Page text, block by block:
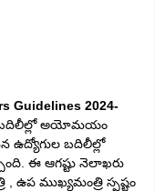
Guidelines 2024-
బదిలీల్లో అయోమయం
ఉద్యోగుల బదిలీల్లో
ఈ ఆగష్టు నెలాఖరు
ఉప ముఖ్యమంత్రి స్పష్టం